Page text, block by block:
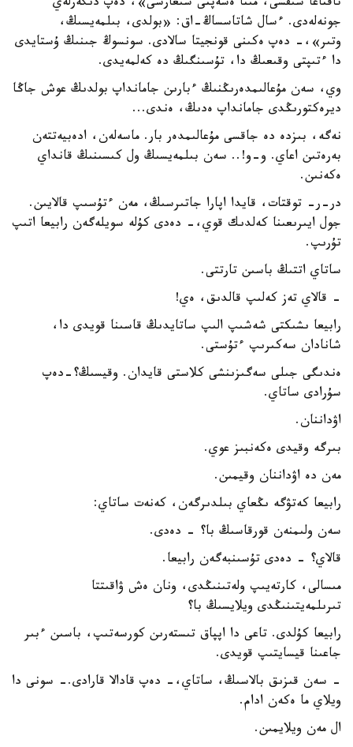
جونەلەدى. ءسال شاتاسساڭ-اق: «بولدى، بىلمەيسىڭ،
وتىر»،- دەپ ەكىنى قونجيتا سالادى. سونسوڭ جىنىڭ ۇستايدى
دا ءتىپتى وقىعىڭ دا، تۇسىنگىڭ دە كەلمەيدى.
وي، سەن مۇعالىمدەرىڭنىڭ ءبارىن جامانداپ بولدىڭ عوش جاڭا
ديرەكتورىڭدى جامانداپ ەدىڭ، ەندى...
نەگە، بىزدە دە جاقسى مۇعالىمدەر بار. ماسەلەن، ادەبيەتتەن
بەرەتىن اعاي. و-و!.. سەن بىلمەيسىڭ ول كىسىنىڭ قانداي
ەكەنىن.
در-ر- توقتات، قايدا اپارا جاتىرسىڭ، مەن ءتۇسىپ قالايىن.
جول ايىرىعىنا كەلدىك قوي،- دەدى كۇلە سويلەگەن رابيعا اتىپ
تۇرىپ.
ساتاي اتتىڭ باسىن تارتتى.
- قالاي تەز كەلىپ قالدىق، ەي!
رابيعا ىشىكتى شەشىپ الىپ ساتايدىڭ قاسىنا قويدى دا،
شانادان سەكىرىپ ءتۇستى.
ەندىگى جىلى سەگىزىنشى كلاستى قايدان. وقيسىڭ؟-دەپ
سۇرادى ساتاي.
اۋداننان.
بىرگە وقيدى ەكەنبىز عوي.
مەن دە اۋداننان وقيمىن.
رابيعا كەتۋگە ىڭعاي بىلدىرگەن، كەنەت ساتاي:
سەن ولىمنەن قورقاسىڭ با؟ - دەدى.
قالاي؟ - دەدى تۇسىنبەگەن رابيعا.
مىسالى، كارتەيىپ ولەتىنىڭدى، ونان ەش ۋاقىتتا
تىرىلمەيتىنىڭدى ويلايسىڭ با؟
رابيعا كۇلدى. تاعى دا اپپاق تىستەرىن كورسەتىپ، باسىن ءبىر
جاعىنا قيسايتىپ قويدى.
- سەن قىزىق بالاسىڭ، ساتاي،- دەپ قادالا قارادى.- سونى دا
ويلاي ما ەكەن ادام.
ال مەن ويلايمىن.